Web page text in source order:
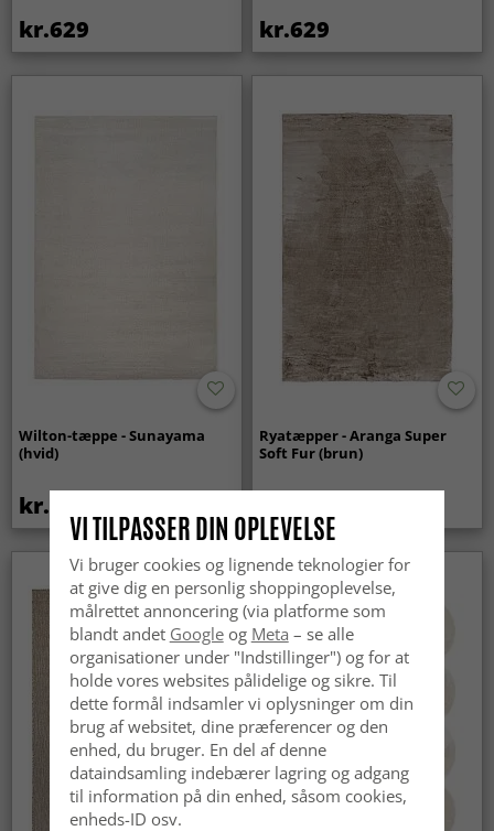
kr.629 kr.629
Wilton-tæppe - Sunayama
(hvid)
kr.419
Ryatæpper - Aranga Super
Soft Fur (brun)
Nyhed
VI TILPASSER DIN OPLEVELSE
Vi bruger cookies og lignende teknologier for
at give dig en personlig shoppingoplevelse,
målrettet annoncering (via platforme som
blandt andet Googleog Meta – se alle
organisationer under "Indstillinger") og for at
holde vores websites pålidelige og sikre. Til
dette formål indsamler vi oplysninger om din
brug af websitet, dine præferencer og den
enhed, du bruger. En del af denne
dataindsamling indebærer lagring og adgang
til information på din enhed, såsom cookies,
enheds-ID osv.